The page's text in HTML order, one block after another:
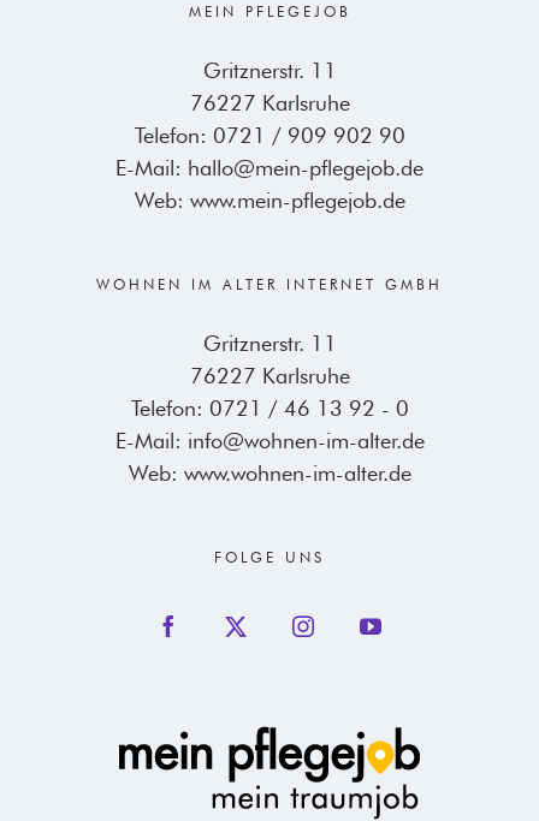
MEIN PFLEGEJOB
Gritznerstr. 11
76227 Karlsruhe
Telefon: 0721 / 909 902 90
E-Mail: hallo@mein-pflegejob.de
Web: www.mein-pflegejob.de
WOHNEN IM ALTER INTERNET GMBH
Gritznerstr. 11
76227 Karlsruhe
Telefon: 0721 / 46 13 92 - 0
E-Mail: info@wohnen-im-alter.de
Web: www.wohnen-im-alter.de
FOLGE UNS